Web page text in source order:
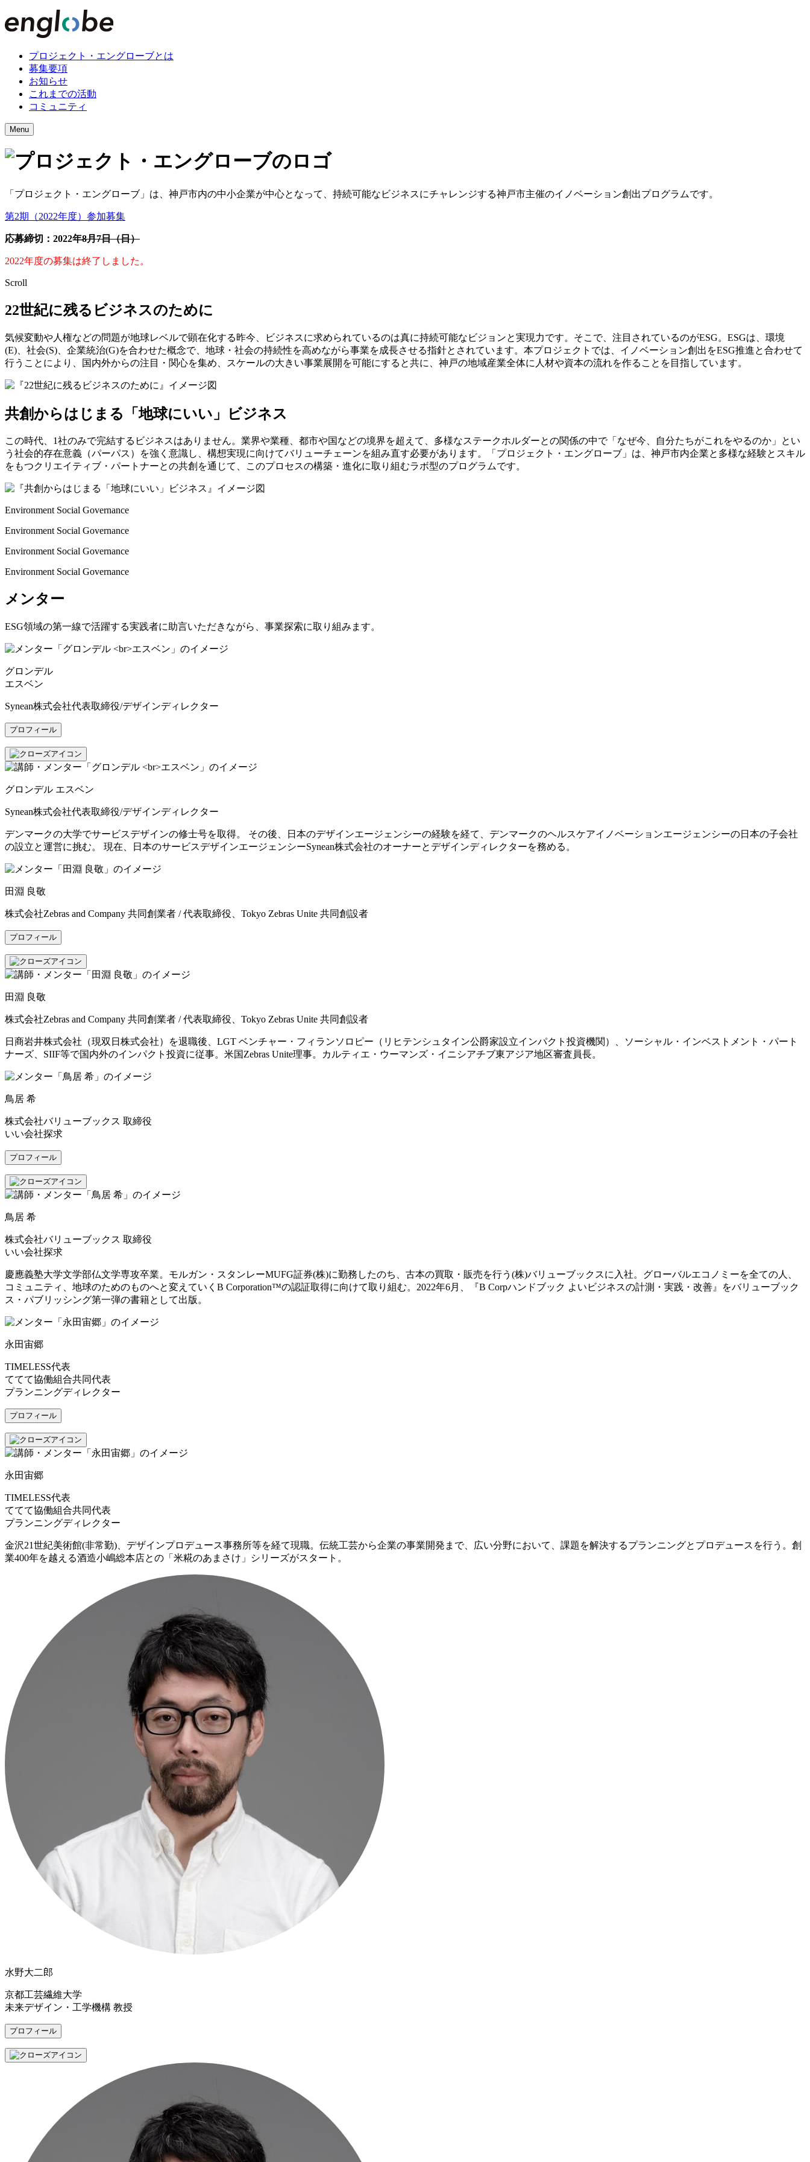
プロジェクト・エングローブとは
募集要項
お知らせ
これまでの活動
コミュニティ
Menu
「プロジェクト・エングローブ」は、 神戸市内の中小企業が中心となって、 持続可能なビジネスにチャレンジする神戸市主催のイノベーション創出プログラムです。
第2期（2022年度）参加募集
応募締切：2022年8月7日（日）
2022年度の募集は終了しました。
Scroll
22世紀に残る ビジネスのために
気候変動や人権などの問題が地球レベルで顕在化する昨今、ビジネスに求められているのは真に持続可能なビジョンと実現力です。そこで、注目されているのがESG。ESGは、環境
(E)、社会(S)、企業統治(G)を合わせた概念で、地球・社会の持続性を高めながら事業を成長させる指針とされています。本プロジェクトでは、イノベーション創出をESG推進と合わせて
行うことにより、国内外からの注目・関心を集め、スケールの大きい事業展開を可能にすると共に、神戸の地域産業全体に人材や資本の流れを作ることを目指しています。
共創からはじまる 「地球にいい」ビジネス
この時代、1社のみで完結するビジネスはありません。業界や業種、都市や国などの境界を超えて、多様なステークホルダーとの関係の中で「なぜ今、自分たちがこれをやるのか」とい
う社会的存在意義（パーパス）を強く意識し、構想実現に向けてバリューチェーンを組み直す必要があります。「プロジェクト・エングローブ」は、神戸市内企業と多様な経験とスキル
をもつクリエイティブ・パートナーとの共創を通じて、このプロセスの構築・進化に取り組むラボ型のプログラムです。
Environment Social Governance
Environment Social Governance
Environment Social Governance
Environment Social Governance
メンター
ESG領域の第一線で活躍する実践者に助言いただきながら、事業探索に取り組みます。
グロンデル
エスベン
Synean株式会社代表取締役/デザインディレクター
プロフィール
グロンデル エスベン
Synean株式会社代表取締役/デザインディレクター
デンマークの大学でサービスデザインの修士号を取得。 その後、日本のデザインエージェンシーの経験を経て、デンマークのヘルスケアイノベーションエージェンシーの日本の子会社
の設立と運営に挑む。 現在、日本のサービスデザインエージェンシーSynean株式会社のオーナーとデザインディレクターを務める。
田淵 良敬
株式会社Zebras and Company 共同創業者 / 代表取締役、Tokyo Zebras Unite 共同創設者
プロフィール
田淵 良敬
株式会社Zebras and Company 共同創業者 / 代表取締役、Tokyo Zebras Unite 共同創設者
日商岩井株式会社（現双日株式会社）を退職後、LGT ベンチャー・フィランソロピー（リヒテンシュタイン公爵家設立インパクト投資機関）、ソーシャル・インベストメント・パート
ナーズ、SIIF等で国内外のインパクト投資に従事。米国Zebras Unite理事。カルティエ・ウーマンズ・イニシアチブ東アジア地区審査員長。
鳥居 希
株式会社バリューブックス 取締役
いい会社探求
プロフィール
鳥居 希
株式会社バリューブックス 取締役
いい会社探求
慶應義塾大学文学部仏文学専攻卒業。モルガン・スタンレーMUFG証券(株)に勤務したのち、古本の買取・販売を行う(株)バリューブックスに入社。グローバルエコノミーを全ての人、
コミュニティ、地球のためのものへと変えていくB Corporation™️の認証取得に向けて取り組む。2022年6月、『B Corpハンドブック よいビジネスの計測・実践・改善』をバリューブック
ス・パブリッシング第一弾の書籍として出版。
永田宙郷
TIMELESS代表
ててて協働組合共同代表
プランニングディレクター
プロフィール
永田宙郷
TIMELESS代表
ててて協働組合共同代表
プランニングディレクター
金沢21世紀美術館(非常勤)、デザインプロデュース事務所等を経て現職。伝統工芸から企業の事業開発まで、広い分野において、課題を解決するプランニングとプロデュースを行う。創
業400年を越える酒造小嶋総本店との「米糀のあまさけ」シリーズがスタート。
水野大二郎
京都工芸繊維大学
未来デザイン・工学機構 教授
プロフィール